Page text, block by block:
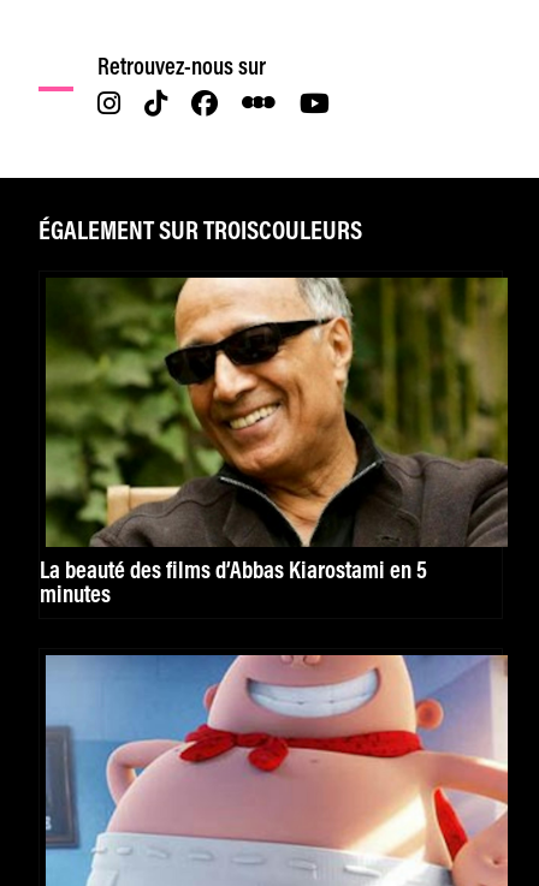
Retrouvez-nous sur
ÉGALEMENT SUR TROISCOULEURS
La beauté des films d’Abbas Kiarostami en 5
minutes